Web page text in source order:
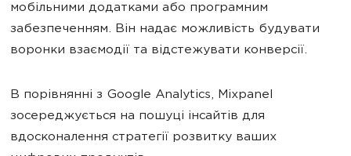
мобільними додатками або програмним
забезпеченням. Він надає можливість будувати
воронки взаємодії та відстежувати конверсії.
В порівнянні з Google Analytics, Mixpanel
зосереджується на пошуці інсайтів для
вдосконалення стратегії розвитку ваших